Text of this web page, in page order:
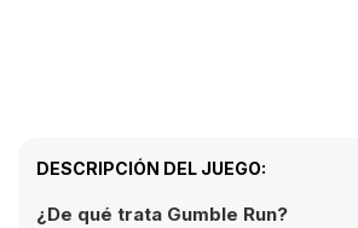
DESCRIPCIÓN DEL JUEGO:
¿De qué trata Gumble Run?